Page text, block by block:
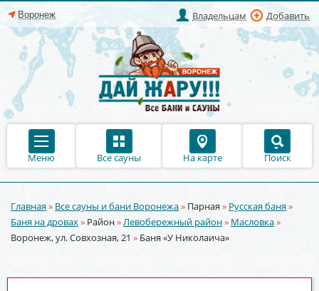
Владельцам Добавить
Меню Все сауны На карте Поиск
Вы здесь
Главная» Все сауны и бани Воронежа» Парная» Русская баня»
Баня на дровах» Район» Левобережный район» Масловка»
Воронеж, ул. Совхозная, 21 » Баня «У Николаича»